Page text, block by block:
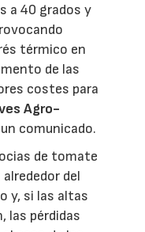
a 40 grados y
térmico en
de las
costes para
Agro-
comunicado.
de tomate
del
y, si las altas
las pérdidas